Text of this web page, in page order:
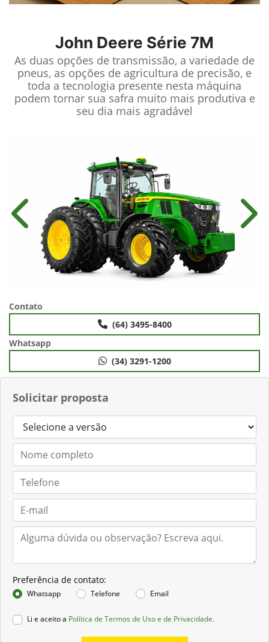
John Deere Série 7M
As duas opções de transmissão, a variedade de
pneus, as opções de agricultura de precisão, e
toda a tecnologia presente nesta máquina
podem tornar sua safra muito mais produtiva e
seu dia mais agradável
Solicitar proposta
Preferência de contato:
Whatsapp Telefone Email
Li e aceito a Política de Termos de Uso e de Privacidade.
Anterior
Contato
(64) 3495-8400
Whatsapp
(34) 3291-1200